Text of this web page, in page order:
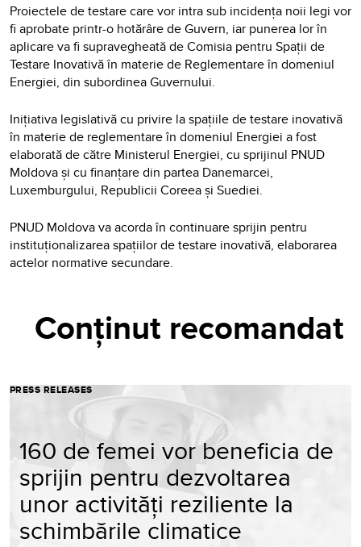
Proiectele de testare care vor intra sub incidența noii legi vor
fi aprobate printr-o hotărâre de Guvern, iar punerea lor în
aplicare va fi supravegheată de Comisia pentru Spații de
Testare Inovativă în materie de Reglementare în domeniul
Energiei, din subordinea Guvernului.
Inițiativa legislativă cu privire la spațiile de testare inovativă
în materie de reglementare în domeniul Energiei a fost
elaborată de către Ministerul Energiei, cu sprijinul PNUD
Moldova și cu finanțare din partea Danemarcei,
Luxemburgului, Republicii Coreea și Suediei.
PNUD Moldova va acorda în continuare sprijin pentru
instituționalizarea spațiilor de testare inovativă, elaborarea
actelor normative secundare.
Conținut recomandat
PRESS RELEASES
160 de femei vor beneficia de
sprijin pentru dezvoltarea
unor activități reziliente la
schimbările climatice